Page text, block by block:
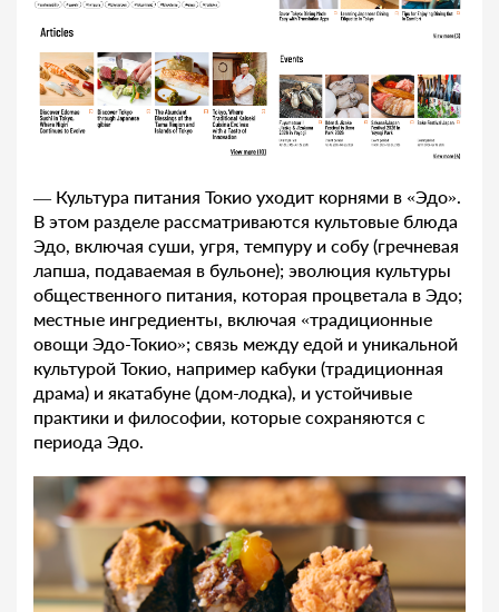
— Культура питания Токио уходит корнями в «Эдо».
В этом разделе рассматриваются культовые блюда
Эдо, включая суши, угря, темпуру и собу (гречневая
лапша, подаваемая в бульоне); эволюция культуры
общественного питания, которая процветала в Эдо;
местные ингредиенты, включая «традиционные
овощи Эдо-Токио»; связь между едой и уникальной
культурой Токио, например кабуки (традиционная
драма) и якатабуне (дом-лодка), и устойчивые
практики и философии, которые сохраняются с
периода Эдо.